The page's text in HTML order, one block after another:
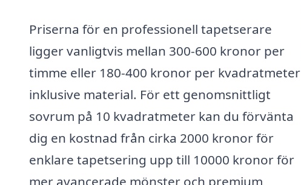
Priserna för en professionell tapetserare
ligger vanligtvis mellan 300-600 kronor per
timme eller 180-400 kronor per kvadratmeter
inklusive material. För ett genomsnittligt
sovrum på 10 kvadratmeter kan du förvänta
dig en kostnad från cirka 2000 kronor för
enklare tapetsering upp till 10000 kronor för